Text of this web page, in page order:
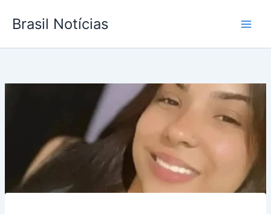
para
conteúdo
Brasil Notícias